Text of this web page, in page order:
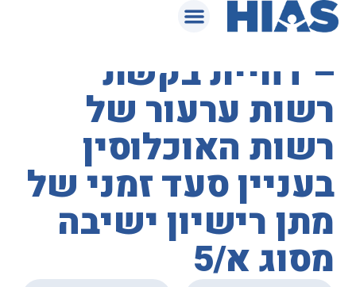
המאגר המשפטי
בית המשפט העליון
– דחיית בקשת
רשות ערעור של
רשות האוכלוסין
בעניין סעד זמני של
מתן רישיון ישיבה
מסוג א/5